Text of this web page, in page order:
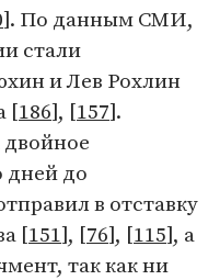
]. По данным СМИ,
стали
и Лев Рохлин
[186], [157].
дней до
в отставку
[151], [76], [115], а
так как ни